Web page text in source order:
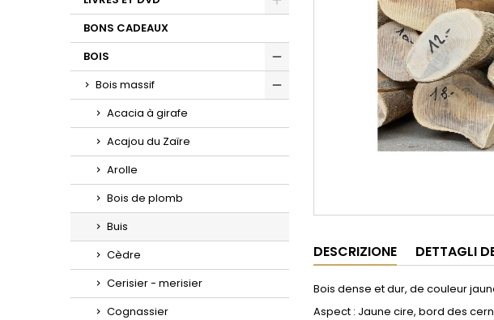
BONS CADEAUX
BOIS
Bois massif
Acacia à girafe
Acajou du Zaïre
Arolle
Bois de plomb
Buis
Cèdre
Cerisier - merisier
Cognassier
DESCRIZIONE DETTAGLI
Bois dense et dur, de couleur
Aspect : Jaune cire, bord des